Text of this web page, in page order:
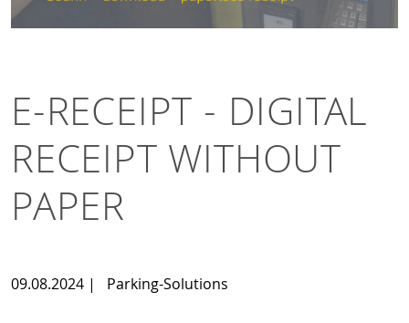
E-RECEIPT - DIGITAL
RECEIPT WITHOUT
PAPER
09.08.2024 | Parking-Solutions